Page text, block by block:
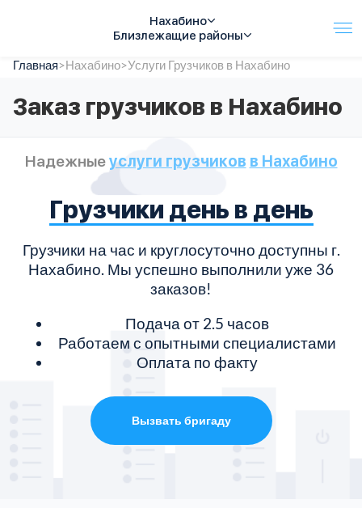
Нахабино
Близлежащие районы
Услуги
Автопарк
Тарифы
О компании
Отзывы
Спецтехника
Цены
FAQ
Главная>Нахабино>Услуги Грузчиков в Нахабино
Заказ грузчиков в Нахабино
Надежныеуслуги грузчиков в Нахабино
Грузчики день в день
Грузчики на час и круглосуточно доступны г.
Нахабино. Мы успешно выполнили уже 36
заказов!
Подача от 2.5 часов
Работаем с опытными специалистами
Оплата по факту
Вызвать бригаду